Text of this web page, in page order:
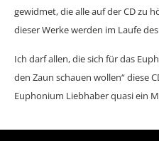
gewidmet, die alle auf der CD zu
dieser Werke werden im Laufe
Ich darf allen, die sich für das
den Zaun schauen wollen“ diese
Euphonium Liebhaber quasi ein